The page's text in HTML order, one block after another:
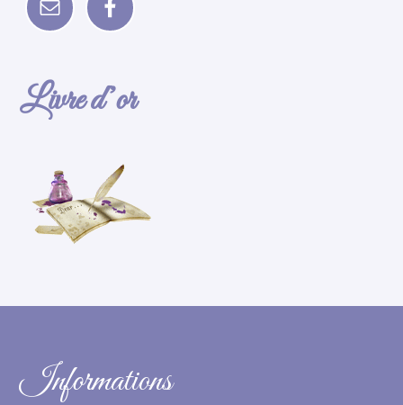
Livre d’or
Informations